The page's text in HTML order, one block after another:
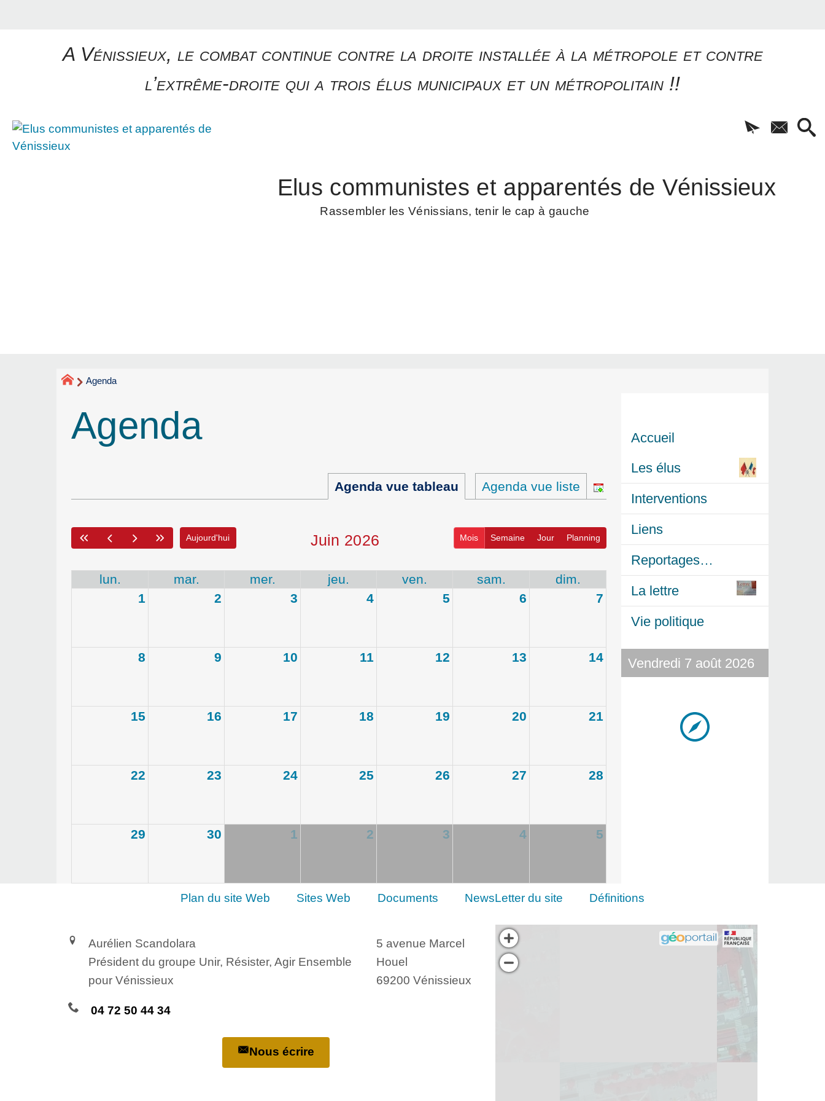
A Vénissieux, le combat continue contre la droite installée à la métropole et contre
l’extrême-droite qui a trois élus municipaux et un métropolitain !!
Elus communistes et apparentés de Vénissieux
Rassembler les Vénissians, tenir le cap à gauche
Agenda
Agenda
Agenda vue tableau Agenda vue liste
Aujourd'hui juin 2026 Mois Semaine Jour Planning
lun. mar. mer. jeu. ven. sam.
dim.
1
2 3 4 5 6 7
8 9 10 11 12 13 14
15 16 17 18 19 20 21
22 23 24 25 26 27 28
29 30 1 2 3 4 5
Accueil
Les élus
Interventions
Liens
Reportages…
La lettre
Vie politique
Vendredi 7 août 2026
Plan du site Web Sites Web Documents NewsLetter du site Définitions
Aurélien Scandolara
Président du groupe Unir, Résister, Agir Ensemble
pour Vénissieux
5 avenue Marcel
Houel
69200 Vénissieux
04 72 50 44 34
Nous écrire